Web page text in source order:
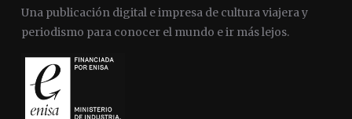
Una publicación digital e impresa de cultura viajera y
periodismo para conocer el mundo e ir más lejos.